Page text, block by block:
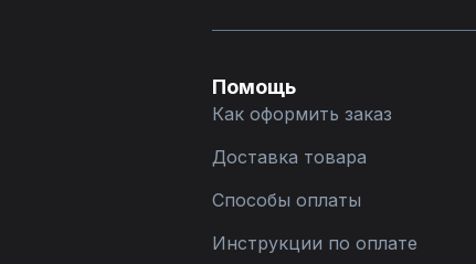
Помощь
Как оформить заказ
Доставка товара
Способы оплаты
Инструкции по оплате